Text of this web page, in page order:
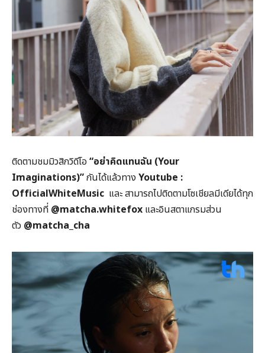
ติดตามชมมิวสิกวิดีโอ “อย่าคิดแทนฉัน (Your
Imaginations)”กันได้แล้วทาง Youtube :
OfficialWhiteMusic และ สามารถไปติดตามโซเชียลมีเดียได้ทุก
ช่องทางที่ @matcha.whitefox และอินสตาแกรมส่วน
ตัว @matcha_cha